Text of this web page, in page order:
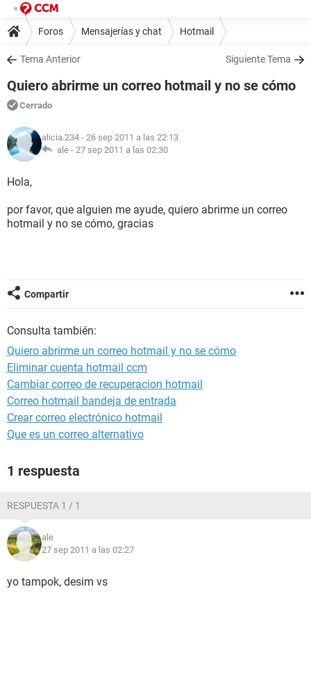
Foros Mensajerías y chat Hotmail
Tema Anterior Siguiente Tema
Quiero abrirme un correo hotmail y no se cómo
Cerrado
alicia.234 - 26 sep 2011 a las 22:13
ale - 27 sep 2011 a las 02:30
Hola,
por favor, que alguien me ayude, quiero abrirme un correo
hotmail y no se cómo, gracias
Compartir
Consulta también:
Quiero abrirme un correo hotmail y no se cómo
Eliminar cuenta hotmail ccm
Cambiar correo de recuperacion hotmail
Correo hotmail bandeja de entrada
Crear correo electrónico hotmail
Que es un correo alternativo
1 respuesta
RESPUESTA 1 / 1
ale
27 sep 2011 a las 02:27
yo tampok, desim vs